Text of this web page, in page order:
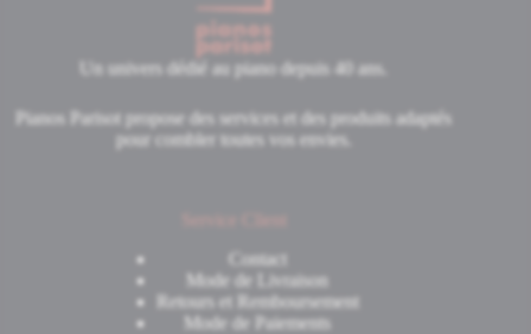
Un univers dédié au piano depuis 40 ans.
Pianos Parisot propose des services et des produits adaptés
pour combler toutes vos envies.
Contact
Mode de Livraison
Retours et Remboursement
Mode de Paiements